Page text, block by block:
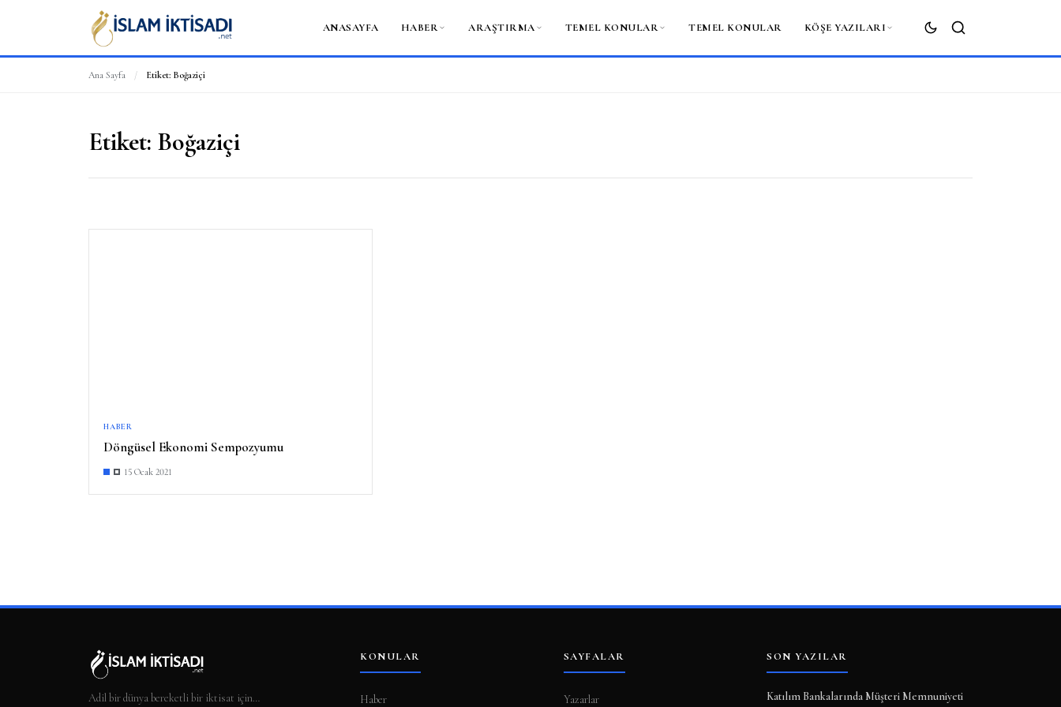
ANASAYFA HABER ARAŞTIRMA TEMEL KONULAR TEMEL KONULAR KÖŞE YAZILARI
ARA
Ana Sayfa / Etiket: Boğaziçi
Etiket: Boğaziçi
HABER
Döngüsel Ekonomi Sempozyumu
15 Ocak 2021
Adil bir dünya bereketli bir iktisat için…
KONULAR
Haber
SAYFALAR
Yazarlar
SON YAZILAR
Katılım Bankalarında Müşteri Memnuniyeti